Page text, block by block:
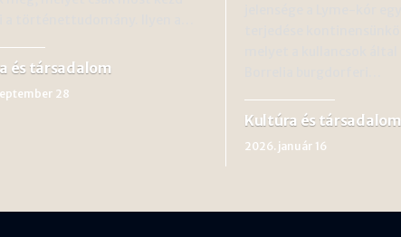
és társadalom
28
Kultúra és társadalom
2026. január 16